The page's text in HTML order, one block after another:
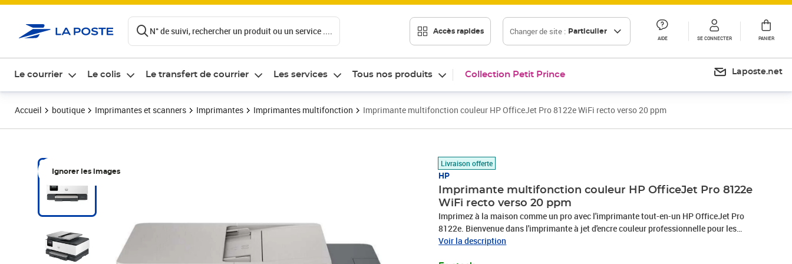
N° de suivi, rechercher un produit ou un service .... Accès rapides Changer de site : Particulier
AIDE SE CONNECTER PANIER
Le courrier Le colis Le transfert de courrier Les services Tous nos produits Collection Petit Prince Laposte.net
Accueil boutique Imprimantes et scanners Imprimantes Imprimantes multifonction Imprimante multifonction couleur HP OfficeJet Pro 8122e WiFi recto verso 20 ppm
Ignorer les images
Livraison offerte
HP
Imprimante multifonction couleur HP OfficeJet Pro 8122e
WiFi recto verso 20 ppm
Imprimez à la maison comme un pro avec l'imprimante tout-en-un HP OfficeJet Pro
8122e. Bienvenue dans l'imprimante à jet d'encre couleur professionnelle pour les
bureaux à domicile du premier imprimeur au monde, combinée à l'application
Voir la description
Prix barré 159,90 €
Prix 135,49€